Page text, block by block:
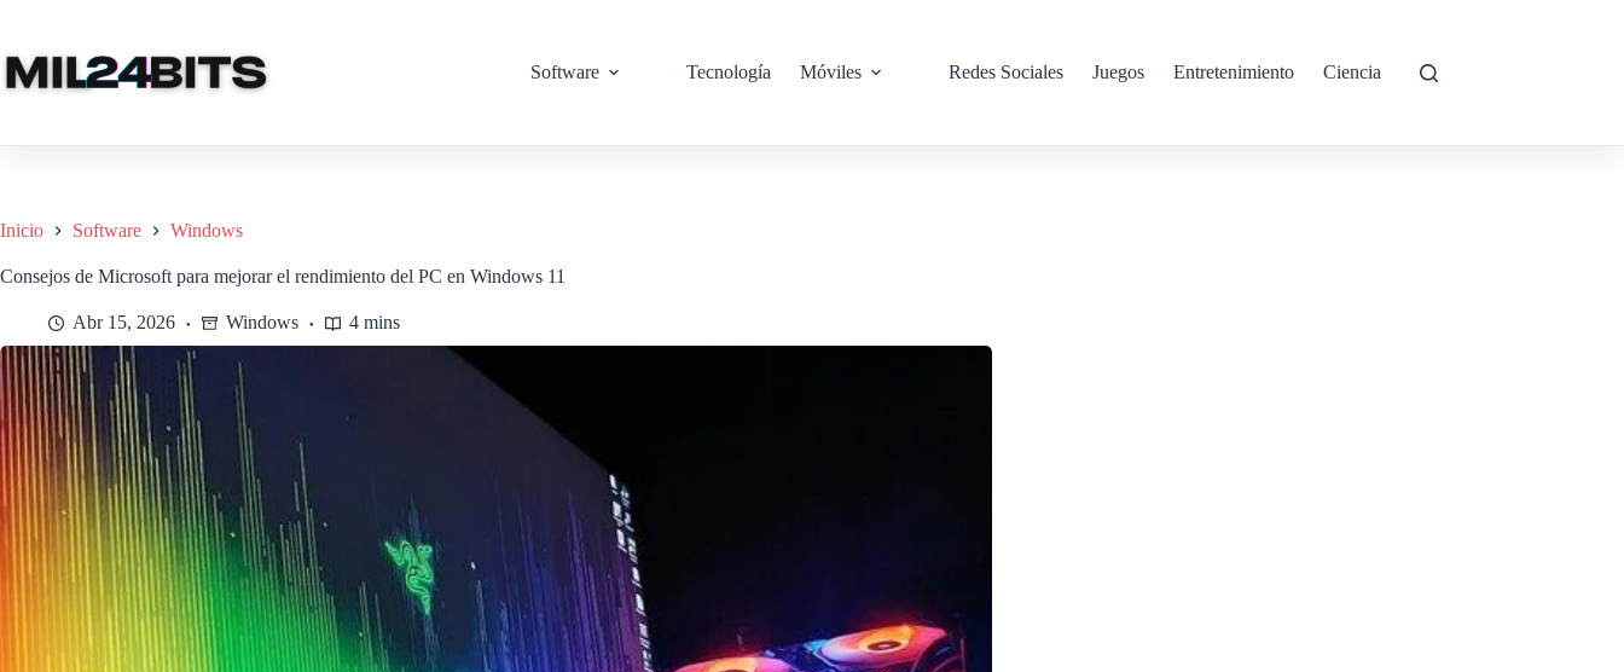
contenido
Software
Tecnología Móviles Redes Sociales Juegos Entretenimiento Ciencia
Inicio Software Windows
Consejos de Microsoft para mejorar el rendimiento del PC en Windows 11
Abr 15, 2026 Windows 4 mins